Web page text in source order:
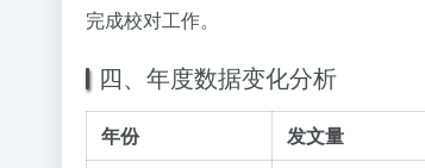
完成校对工作。
四、年度数据变化分析
年份 发文量